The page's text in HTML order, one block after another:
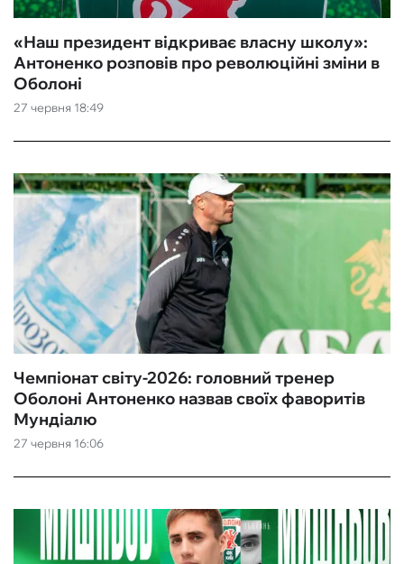
27 червня 18:49
«Наш президент відкриває власну школу»:
Антоненко розповів про революційні зміни в
Оболоні
27 червня 16:06
Чемпіонат світу-2026: головний тренер
Оболоні Антоненко назвав своїх фаворитів
Мундіалю